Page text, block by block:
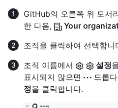
GitHub의 오른쪽 위 모서
한 다음,
Your
조직을 클릭하여 선택합니
조직 이름에서
설정
표시되지 않으면
드롭
정을 클릭합니다.